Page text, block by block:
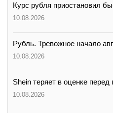
Курс рубля приостановил
10.08.2026
Рубль. Тревожное начало
10.08.2026
Shein теряет в оценке
10.08.2026